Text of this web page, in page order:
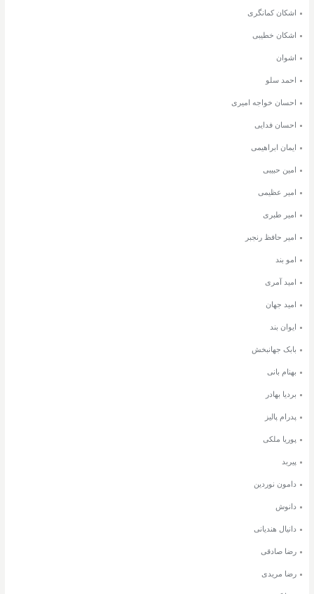
اشکان کمانگری
اشکان خطیبی
اشوان
احمد سلو
احسان خواجه امیری
احسان فدایی
ایمان ابراهیمی
امین حبیبی
امیر عظیمی
امیر طبری
امیر حافظ رنجبر
امو بند
امید آمری
امید جهان
ایوان بند
بابک جهانبخش
بهنام بانی
بردیا بهادر
پدرام پالیز
پوریا ملکی
پیربد
دامون نوردین
دانوش
دانیال هندیانی
رضا صادقی
رضا مریدی